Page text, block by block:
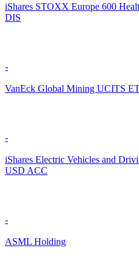
iShares STOXX Europe 600
DIS
-
VanEck Global Mining UCITS
-
iShares Electric Vehicles and
USD ACC
-
ASML Holding